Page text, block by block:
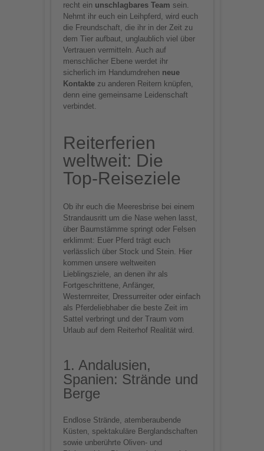
recht ein unschlagbares Team sein.
Nehmt ihr euch ein Leihpferd, wird euch
die Freundschaft, die ihr in der Zeit zu
dem Tier aufbaut, unglaublich viel über
Vertrauen vermitteln. Auch auf
menschlicher Ebene werdet ihr
sicherlich im Handumdrehen neue
Kontaktezu anderen Reitern knüpfen,
denn eine gemeinsame Leidenschaft
verbindet.
Reiterferien
weltweit: Die
Top-Reiseziele
Ob ihr euch die Meeresbrise bei einem
Strandausritt um die Nase wehen lasst,
über Baumstämme springt oder Felsen
erklimmt: Euer Pferd trägt euch
verlässlich über Stock und Stein. Hier
kommen unsere weltweiten
Lieblingsziele, an denen ihr als
Fortgeschrittene, Anfänger,
Westernreiter, Dressurreiter oder einfach
als Pferdeliebhaber die beste Zeit im
Sattel verbringt und der Traum vom
Urlaub auf dem Reiterhof Realität wird.
1. Andalusien,
Spanien: Strände und
Berge
Endlose Strände, atemberaubende
Küsten, spektakuläre Berglandschaften
sowie unberührte Oliven- und